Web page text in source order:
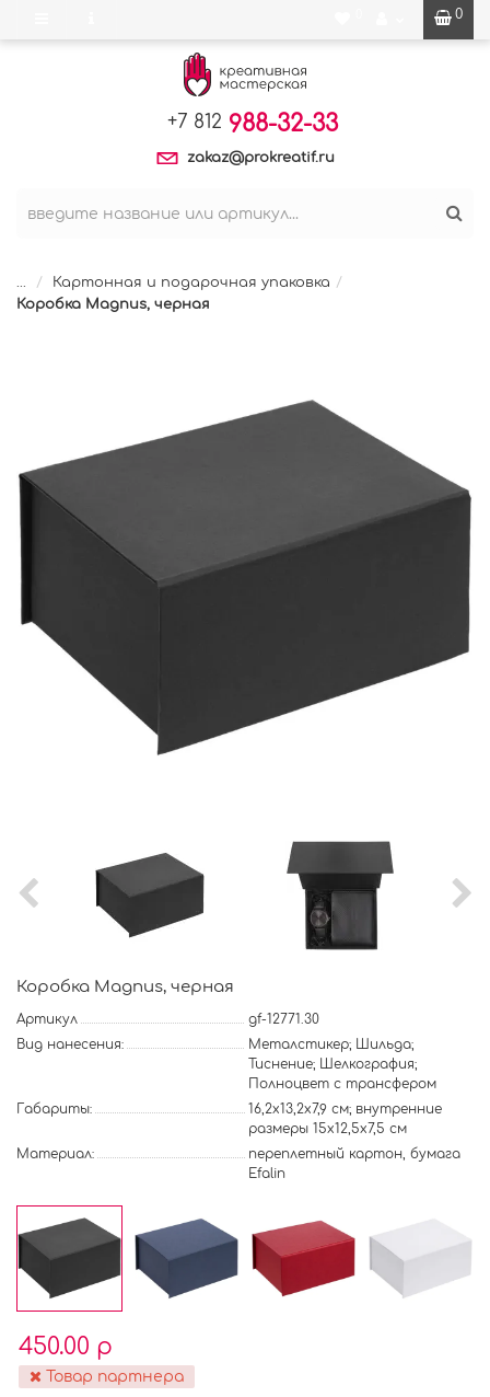
0
+7 812 988-32-33
zakaz@prokreatif.ru
...
Картонная и подарочная упаковка
Коробка Magnus, черная
Коробка Magnus, черная
Артикул
gf-12771.30
Вид нанесения:
Металстикер; Шильда;
Тиснение; Шелкография;
Полноцвет с трансфером
Габариты:
16,2х13,2х7,9 см; внутренние
размеры 15х12,5х7,5 см
Материал:
переплетный картон, бумага
Efalin
450.00 р
Товар партнера